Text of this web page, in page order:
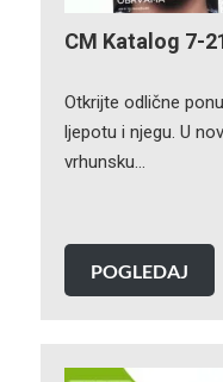
CM Katalog 7-
Otkrijte odlične
ljepotu i njegu. U
vrhunsku…
POGLEDAJ